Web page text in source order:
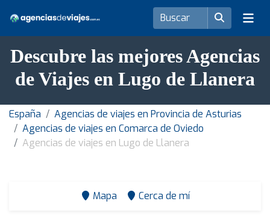
Descubre las mejores Agencias
de Viajes en Lugo de Llanera
España
Agencias de viajes en Provincia de Asturias
Agencias de viajes en Comarca de Oviedo
Agencias de viajes en Lugo de Llanera
Mapa Cerca de mí